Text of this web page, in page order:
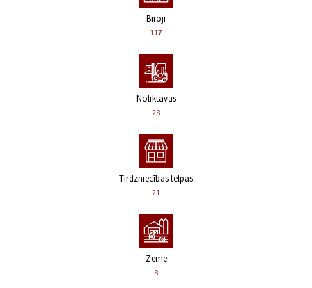
Biroji
117
Noliktavas
28
Tirdzniecības telpas
21
Zeme
8